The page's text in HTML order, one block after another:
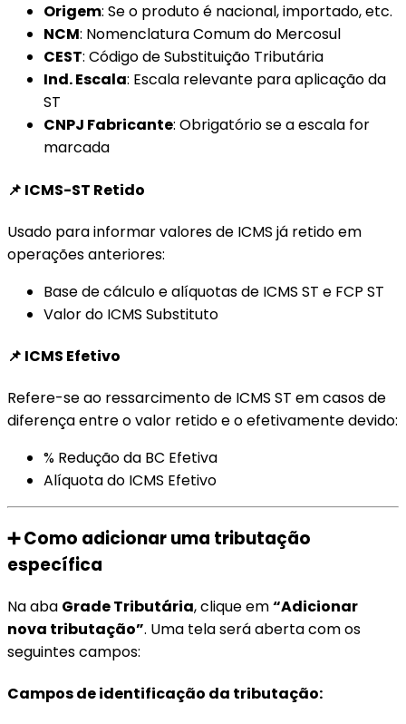
Origem: Se o produto é nacional, importado, etc.
NCM: Nomenclatura Comum do Mercosul
CEST: Código de Substituição Tributária
Ind. Escala: Escala relevante para aplicação da
ST
CNPJ Fabricante: Obrigatório se a escala for
marcada
📌 ICMS-ST Retido
Usado para informar valores de ICMS já retido em
operações anteriores:
Base de cálculo e alíquotas de ICMS ST e FCP ST
Valor do ICMS Substituto
📌 ICMS Efetivo
Refere-se ao ressarcimento de ICMS ST em casos de
diferença entre o valor retido e o efetivamente devido:
% Redução da BC Efetiva
Alíquota do ICMS Efetivo
➕ Como adicionar uma tributação
específica
Na aba Grade Tributária, clique em“Adicionar
nova tributação”. Uma tela será aberta com os
seguintes campos:
Campos de identificação da tributação: